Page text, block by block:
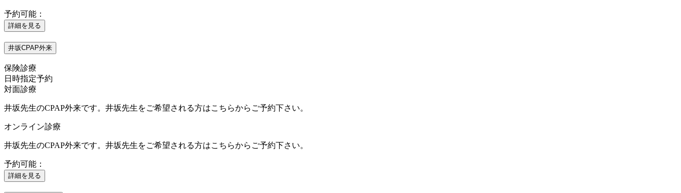
予約可能：
詳細を見る
井坂CPAP外来
保険診療
日時指定予約
対面診療
井坂先生のCPAP外来です。井坂先生をご希望される方はこちらからご予約下さい。
オンライン診療
井坂先生のCPAP外来です。井坂先生をご希望される方はこちらからご予約下さい。
予約可能：
詳細を見る